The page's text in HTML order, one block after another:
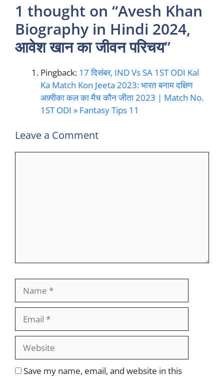
1 thought on “Avesh Khan
Biography in Hindi 2024,
आवेश खान का जीवन परिचय”
Pingback: 17 दिसंबर, IND Vs SA 1ST ODI Kal
Ka Match Kon Jeeta 2023: भारत बनाम दक्षिण
अफ़्रीका कल का मैच कौन जीता 2023 | Match No.
1ST ODI » Fantasy Tips 11
Leave a Comment
Save my name, email, and website in this